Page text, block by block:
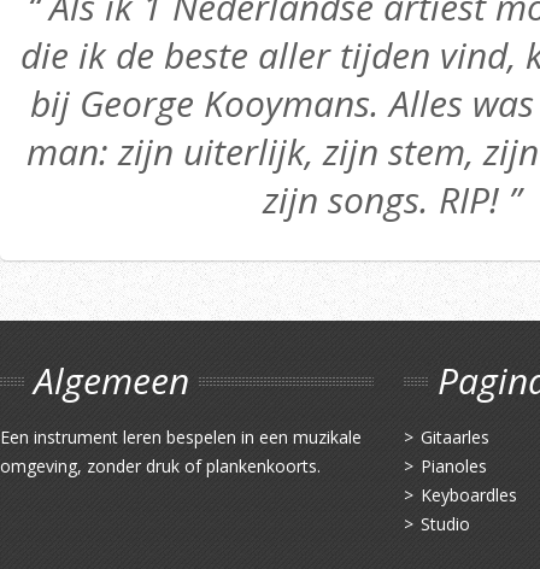
die ik de beste aller tijden vind,
bij George Kooymans. Alles
man: zijn uiterlijk, zijn stem,
zijn songs. RIP! ”
Algemeen
Een instrument leren bespelen in een muzikale
omgeving, zonder druk of plankenkoorts.
Gitaarles
Pianoles
Keyboardles
Studio